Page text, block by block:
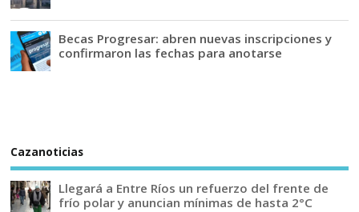
Becas Progresar: abren nuevas inscripciones y
confirmaron las fechas para anotarse
Cazanoticias
Llegará a Entre Ríos un refuerzo del frente de
frío polar y anuncian mínimas de hasta 2°C